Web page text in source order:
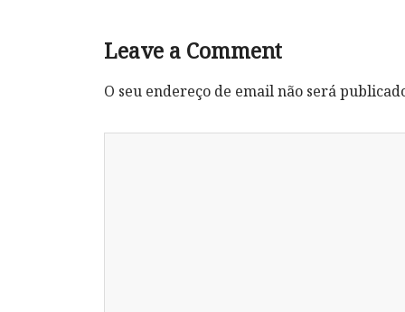
Leave a Comment
O seu endereço de email não será